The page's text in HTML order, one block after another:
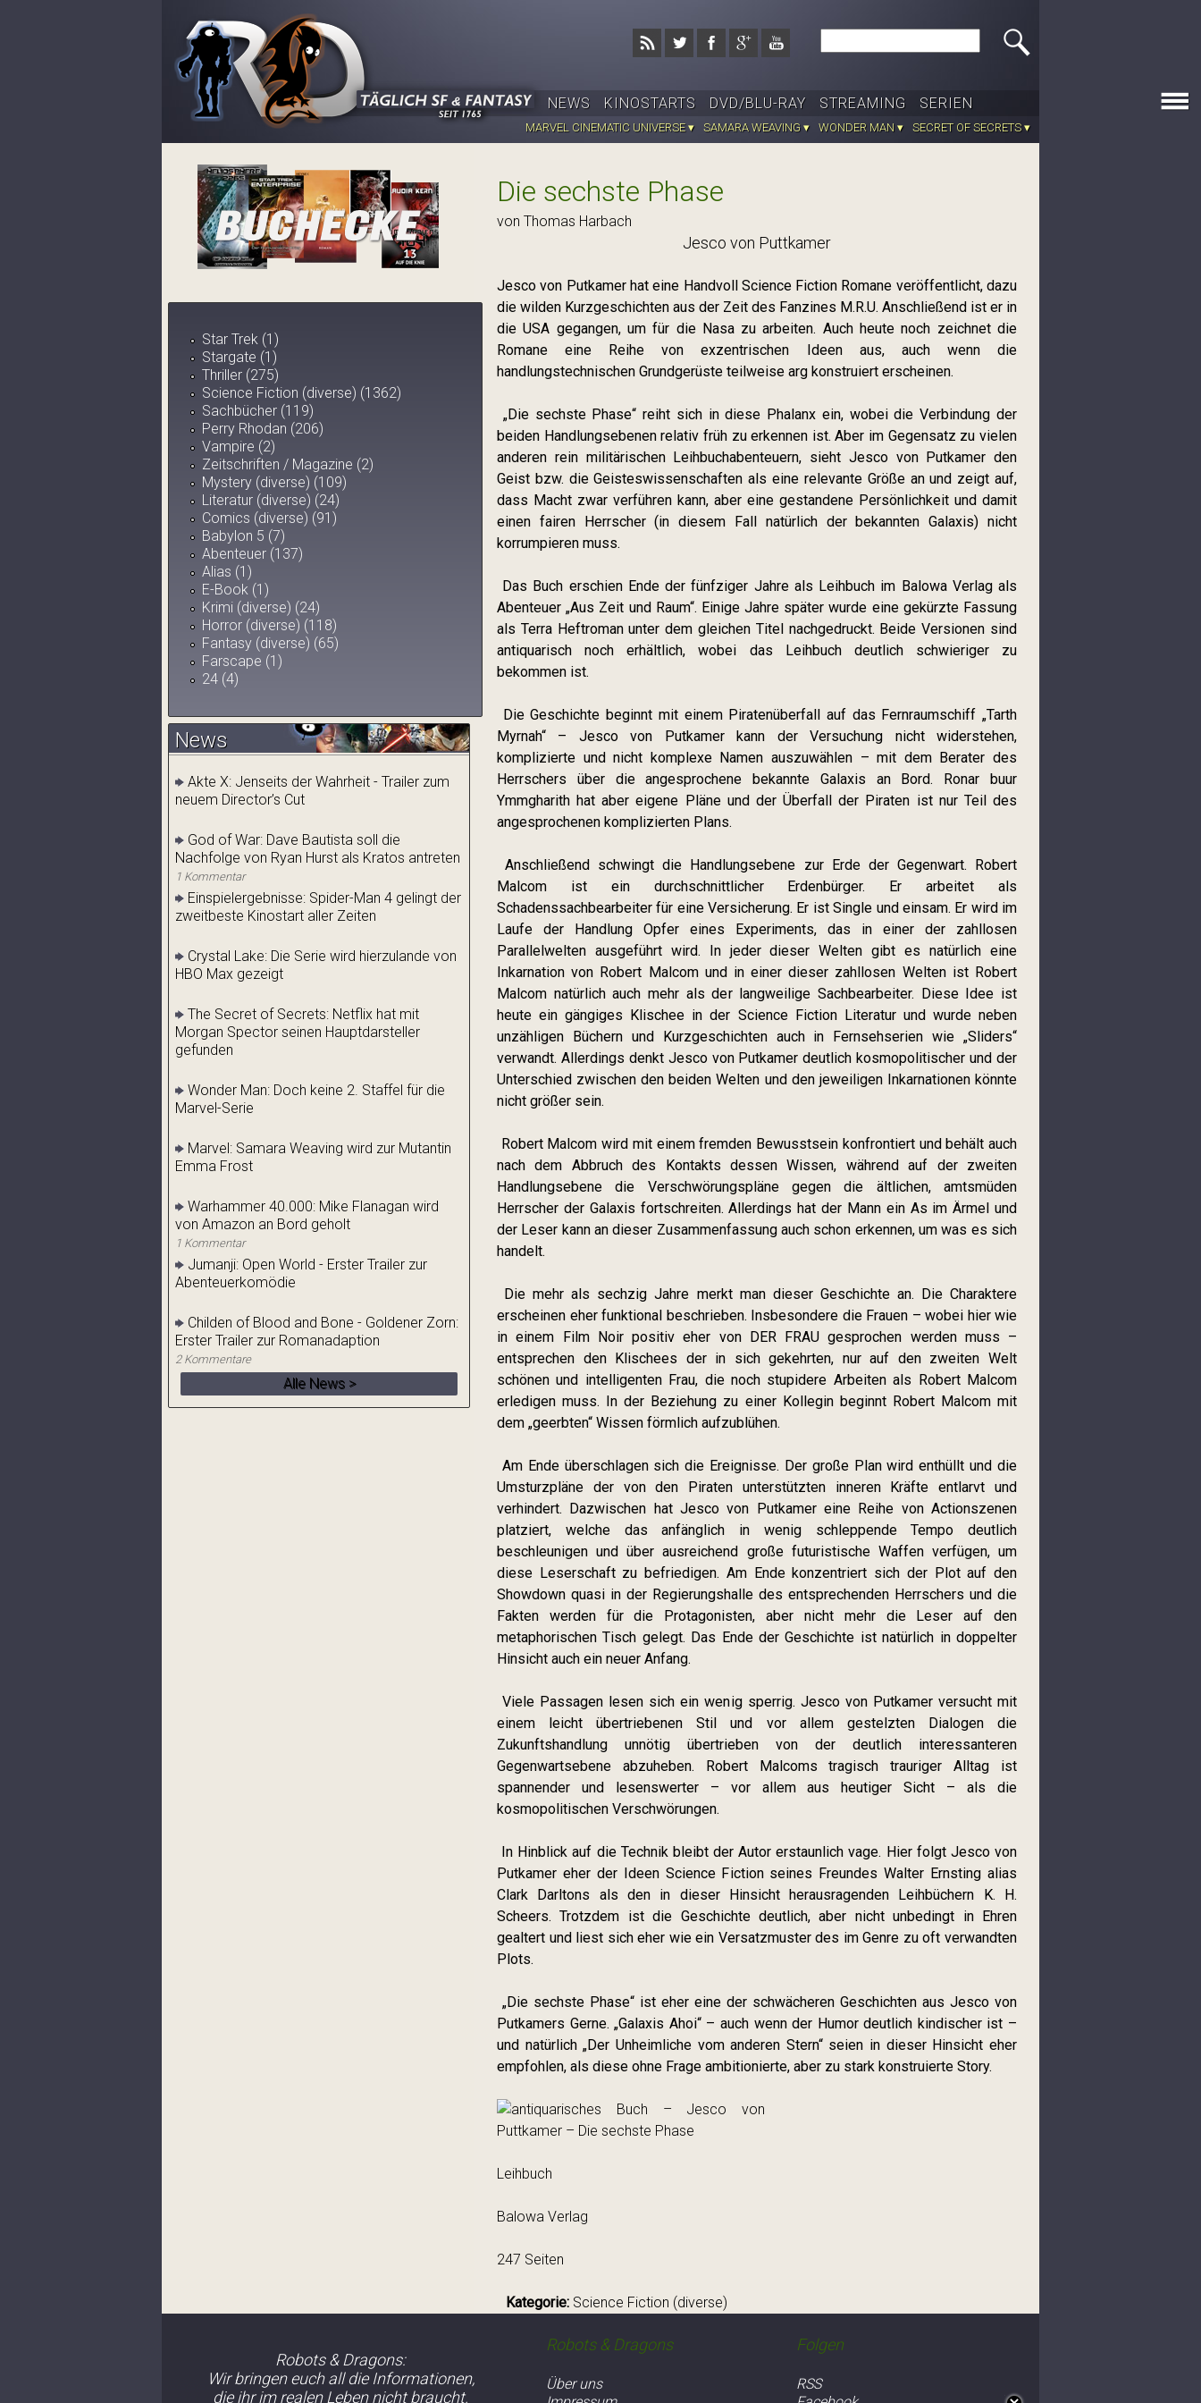
NEWS KINOSTARTS DVD/BLU-RAY STREAMING SERIEN
MARVEL CINEMATIC UNIVERSE ▾ SAMARA WEAVING ▾ WONDER MAN ▾ SECRET OF SECRETS ▾
Die sechste Phase
von Thomas Harbach
Jesco von Puttkamer
Jesco von Putkamer hat eine Handvoll Science Fiction Romane veröffentlicht, dazu
die wilden Kurzgeschichten aus der Zeit des Fanzines M.R.U. Anschließend ist er in
die USA gegangen, um für die Nasa zu arbeiten. Auch heute noch zeichnet die
Romane eine Reihe von exzentrischen Ideen aus, auch wenn die
handlungstechnischen Grundgerüste teilweise arg konstruiert erscheinen.
„Die sechste Phase“ reiht sich in diese Phalanx ein, wobei die Verbindung der
beiden Handlungsebenen relativ früh zu erkennen ist. Aber im Gegensatz zu vielen
anderen rein militärischen Leihbuchabenteuern, sieht Jesco von Putkamer den
Geist bzw. die Geisteswissenschaften als eine relevante Größe an und zeigt auf,
dass Macht zwar verführen kann, aber eine gestandene Persönlichkeit und damit
einen fairen Herrscher (in diesem Fall natürlich der bekannten Galaxis) nicht
korrumpieren muss.
Das Buch erschien Ende der fünfziger Jahre als Leihbuch im Balowa Verlag als
Abenteuer „Aus Zeit und Raum“. Einige Jahre später wurde eine gekürzte Fassung
als Terra Heftroman unter dem gleichen Titel nachgedruckt. Beide Versionen sind
antiquarisch noch erhältlich, wobei das Leihbuch deutlich schwieriger zu
bekommen ist.
Die Geschichte beginnt mit einem Piratenüberfall auf das Fernraumschiff „Tarth
Myrnah“ – Jesco von Putkamer kann der Versuchung nicht widerstehen,
komplizierte und nicht komplexe Namen auszuwählen – mit dem Berater des
Herrschers über die angesprochene bekannte Galaxis an Bord. Ronar buur
Ymmgharith hat aber eigene Pläne und der Überfall der Piraten ist nur Teil des
angesprochenen komplizierten Plans.
Anschließend schwingt die Handlungsebene zur Erde der Gegenwart. Robert
Malcom ist ein durchschnittlicher Erdenbürger. Er arbeitet als
Schadenssachbearbeiter für eine Versicherung. Er ist Single und einsam. Er wird im
Laufe der Handlung Opfer eines Experiments, das in einer der zahllosen
Parallelwelten ausgeführt wird. In jeder dieser Welten gibt es natürlich eine
Inkarnation von Robert Malcom und in einer dieser zahllosen Welten ist Robert
Malcom natürlich auch mehr als der langweilige Sachbearbeiter. Diese Idee ist
heute ein gängiges Klischee in der Science Fiction Literatur und wurde neben
unzähligen Büchern und Kurzgeschichten auch in Fernsehserien wie „Sliders“
verwandt. Allerdings denkt Jesco von Putkamer deutlich kosmopolitischer und der
Unterschied zwischen den beiden Welten und den jeweiligen Inkarnationen könnte
nicht größer sein.
Robert Malcom wird mit einem fremden Bewusstsein konfrontiert und behält auch
nach dem Abbruch des Kontakts dessen Wissen, während auf der zweiten
Handlungsebene die Verschwörungspläne gegen die ältlichen, amtsmüden
Herrscher der Galaxis fortschreiten. Allerdings hat der Mann ein As im Ärmel und
der Leser kann an dieser Zusammenfassung auch schon erkennen, um was es sich
handelt.
Die mehr als sechzig Jahre merkt man dieser Geschichte an. Die Charaktere
erscheinen eher funktional beschrieben. Insbesondere die Frauen – wobei hier wie
in einem Film Noir positiv eher von DER FRAU gesprochen werden muss –
entsprechen den Klischees der in sich gekehrten, nur auf den zweiten Welt
schönen und intelligenten Frau, die noch stupidere Arbeiten als Robert Malcom
erledigen muss. In der Beziehung zu einer Kollegin beginnt Robert Malcom mit
dem „geerbten“ Wissen förmlich aufzublühen.
Am Ende überschlagen sich die Ereignisse. Der große Plan wird enthüllt und die
Umsturzpläne der von den Piraten unterstützten inneren Kräfte entlarvt und
verhindert. Dazwischen hat Jesco von Putkamer eine Reihe von Actionszenen
platziert, welche das anfänglich in wenig schleppende Tempo deutlich
beschleunigen und über ausreichend große futuristische Waffen verfügen, um
diese Leserschaft zu befriedigen. Am Ende konzentriert sich der Plot auf den
Showdown quasi in der Regierungshalle des entsprechenden Herrschers und die
Fakten werden für die Protagonisten, aber nicht mehr die Leser auf den
metaphorischen Tisch gelegt. Das Ende der Geschichte ist natürlich in doppelter
Hinsicht auch ein neuer Anfang.
Viele Passagen lesen sich ein wenig sperrig. Jesco von Putkamer versucht mit
einem leicht übertriebenen Stil und vor allem gestelzten Dialogen die
Zukunftshandlung unnötig übertrieben von der deutlich interessanteren
Gegenwartsebene abzuheben. Robert Malcoms tragisch trauriger Alltag ist
spannender und lesenswerter – vor allem aus heutiger Sicht – als die
kosmopolitischen Verschwörungen.
In Hinblick auf die Technik bleibt der Autor erstaunlich vage. Hier folgt Jesco von
Putkamer eher der Ideen Science Fiction seines Freundes Walter Ernsting alias
Clark Darltons als den in dieser Hinsicht herausragenden Leihbüchern K. H.
Scheers. Trotzdem ist die Geschichte deutlich, aber nicht unbedingt in Ehren
gealtert und liest sich eher wie ein Versatzmuster des im Genre zu oft verwandten
Plots.
„Die sechste Phase“ ist eher eine der schwächeren Geschichten aus Jesco von
Putkamers Gerne. „Galaxis Ahoi“ – auch wenn der Humor deutlich kindischer ist –
und natürlich „Der Unheimliche vom anderen Stern“ seien in dieser Hinsicht eher
empfohlen, als diese ohne Frage ambitionierte, aber zu stark konstruierte Story.
Leihbuch
Balowa Verlag
247 Seiten
Kategorie: Science Fiction (diverse)
Star Trek (1)
Stargate (1)
Thriller (275)
Science Fiction (diverse) (1362)
Sachbücher (119)
Perry Rhodan (206)
Vampire (2)
Zeitschriften / Magazine (2)
Mystery (diverse) (109)
Literatur (diverse) (24)
Comics (diverse) (91)
Babylon 5 (7)
Abenteuer (137)
Alias (1)
E-Book (1)
Krimi (diverse) (24)
Horror (diverse) (118)
Fantasy (diverse) (65)
Farscape (1)
24 (4)
News
Akte X: Jenseits der Wahrheit - Trailer zum
neuem Director’s Cut
God of War: Dave Bautista soll die
Nachfolge von Ryan Hurst als Kratos antreten
1 Kommentar
Einspielergebnisse: Spider-Man 4 gelingt der
zweitbeste Kinostart aller Zeiten
Crystal Lake: Die Serie wird hierzulande von
HBO Max gezeigt
The Secret of Secrets: Netflix hat mit
Morgan Spector seinen Hauptdarsteller
gefunden
Wonder Man: Doch keine 2. Staffel für die
Marvel-Serie
Marvel: Samara Weaving wird zur Mutantin
Emma Frost
Warhammer 40.000: Mike Flanagan wird
von Amazon an Bord geholt
1 Kommentar
Jumanji: Open World - Erster Trailer zur
Abenteuerkomödie
Childen of Blood and Bone - Goldener Zorn:
Erster Trailer zur Romanadaption
2 Kommentare
Alle News >
Robots & Dragons:
Wir bringen euch all die Informationen,
die ihr im realen Leben nicht braucht.
Robots & Dragons
Über uns
Folgen
RSS